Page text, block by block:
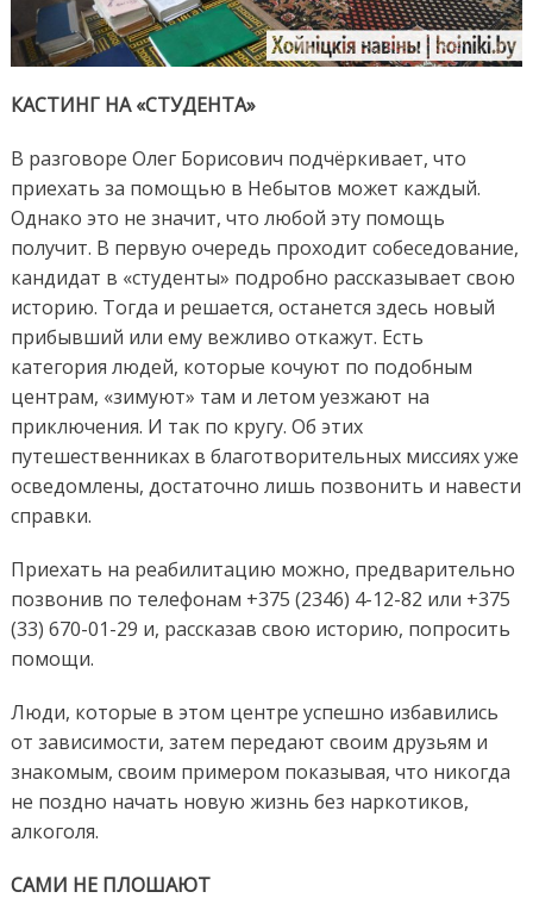
КАСТИНГ НА «СТУДЕНТА»
В разговоре Олег Борисович подчёркивает, что
приехать за помощью в Небытов может каждый.
Однако это не значит, что любой эту помощь
получит. В первую очередь проходит собеседование,
кандидат в «студенты» подробно рассказывает свою
историю. Тогда и решается, останется здесь новый
прибывший или ему вежливо откажут. Есть
категория людей, которые кочуют по подобным
центрам, «зимуют» там и летом уезжают на
приключения. И так по кругу. Об этих
путешественниках в благотворительных миссиях уже
осведомлены, достаточно лишь позвонить и навести
справки.
Приехать на реабилитацию можно, предварительно
позвонив по телефонам +375 (2346) 4-12-82 или +375
(33) 670-01-29 и, рассказав свою историю, попросить
помощи.
Люди, которые в этом центре успешно избавились
от зависимости, затем передают своим друзьям и
знакомым, своим примером показывая, что никогда
не поздно начать новую жизнь без наркотиков,
алкоголя.
САМИ НЕ ПЛОШАЮТ